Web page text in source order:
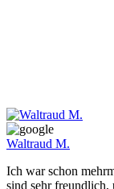
Waltraud M.
Ich war schon
sind sehr freundlich,